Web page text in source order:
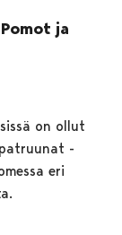
ja
on ollut
-
eri